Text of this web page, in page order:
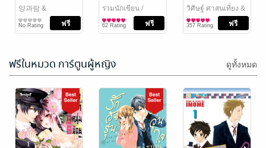
10 Rating
อารมณ์/ Pine
16 Rating
ชีวิตฉัน เล่ม 1
양과람 &
inahoyonemura/
สำนักพิมพ์ Siam
การ์ตูนทั่วไป
No Rating
รวมนักเขียน /
Punica Comic
การ์ตูนทั่วไป
62 Rating
วิศิษฐ์ ศาสนเที่ยง &
Black Tohfu
Punica Comic
การ์ตูนทั่วไป
357 Rating
ฟรีในหมวด การ์ตูนผู้หญิง ดูทั้งหมด